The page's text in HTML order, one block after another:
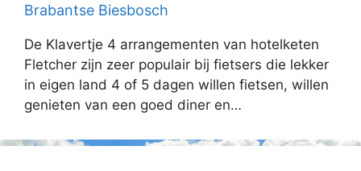
Brabantse Biesbosch
De Klavertje 4 arrangementen van hotelketen
Fletcher zijn zeer populair bij fietsers die lekker
in eigen land 4 of 5 dagen willen fietsen, willen
genieten van een goed diner en…